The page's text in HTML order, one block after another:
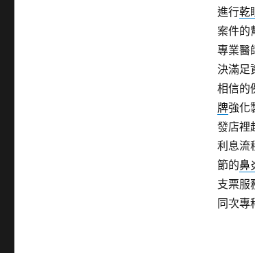
進行乾
案件的
專業醫
決滿足
相信的
牌強化
發店裡
利息流
節的鼻
支票服
同次專